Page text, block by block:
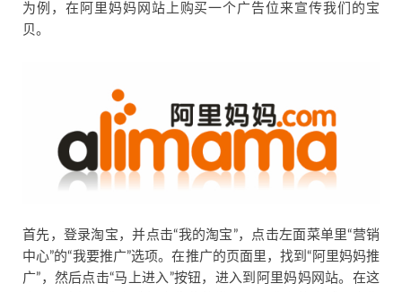
为例，在阿里妈妈网站上购买一个广告位来宣传我们的宝
贝。
首先，登录淘宝，并点击“我的淘宝”，点击左面菜单里“营销
中心”的“我要推广”选项。在推广的页面里，找到“阿里妈妈推
广”，然后点击“马上进入”按钮，进入到阿里妈妈网站。在这